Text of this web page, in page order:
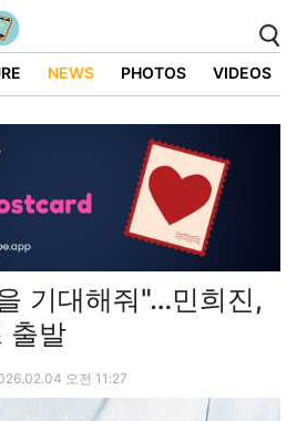
NEWS PHOTOS VIDEOS
기대해줘"…민희진,
출발
오전 11:27